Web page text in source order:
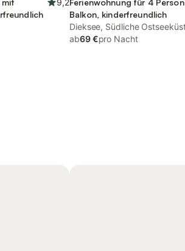
mit
9,2Ferienwohnung für 4
Balkon, kinderfreundlich
Dieksee, Südliche
ab69 €pro Nacht